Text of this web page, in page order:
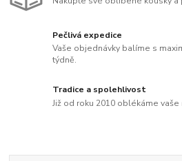
Pečlivá expedice
Vaše objednávky balíme s
týdně.
Tradice a spolehlivost
Již od roku 2010 oblékáme